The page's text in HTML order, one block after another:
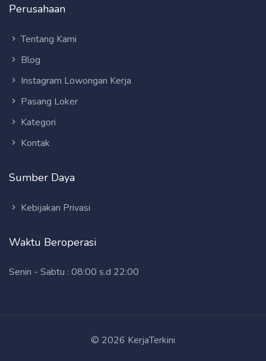
Perusahaan
Tentang Kami
Blog
Instagram Lowongan Kerja
Pasang Loker
Kategori
Kontak
Sumber Daya
Kebijakan Privasi
Waktu Beroperasi
Senin - Sabtu : 08:00 s.d 22:00
© 2026 KerjaTerkini